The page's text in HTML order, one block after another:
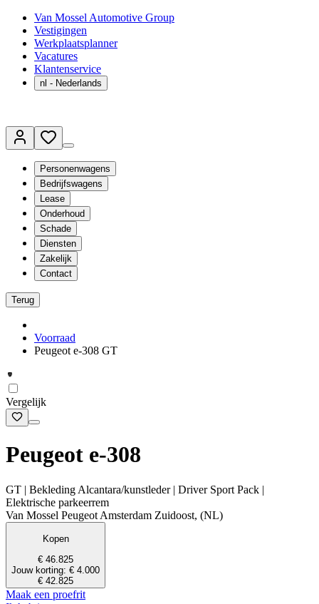
Van Mossel Automotive Group
Vestigingen
Werkplaatsplanner
Vacatures
Klantenservice
nl - Nederlands
Personenwagens
Bedrijfswagens
Lease
Onderhoud
Schade
Diensten
Zakelijk
Contact
Terug
Voorraad
Peugeot e-308 GT
Vergelijk
Peugeot e-308
GT | Bekleding Alcantara/kunstleder | Driver Sport Pack |
Elektrische parkeerrem
Van Mossel Peugeot Amsterdam Zuidoost, (NL)
Kopen
€ 46.825
Jouw korting: € 4.000
€ 42.825
Maak een proefrit